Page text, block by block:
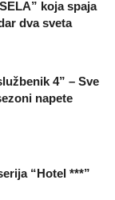
koja spaja
dva sveta
4” – Sve
napete
“Hotel ***”